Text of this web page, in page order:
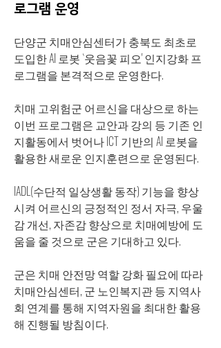
로그램 운영
단양군 치매안심센터가 충북도 최초로
도입한 AI 로봇 `웃음꽃 피오' 인지강화 프
로그램을 본격적으로 운영한다.
치매 고위험군 어르신을 대상으로 하는
이번 프로그램은 교안과 강의 등 기존 인
지활동에서 벗어나 ICT 기반의 AI 로봇을
활용한 새로운 인지훈련으로 운영된다.
IADL(수단적 일상생활 동작) 기능을 향상
시켜 어르신의 긍정적인 정서 자극, 우울
감 개선, 자존감 향상으로 치매예방에 도
움을 줄 것으로 군은 기대하고 있다.
군은 치매 안전망 역할 강화 필요에 따라
치매안심센터, 군 노인복지관 등 지역사
회 연계를 통해 지역자원을 최대한 활용
해 진행될 방침이다.